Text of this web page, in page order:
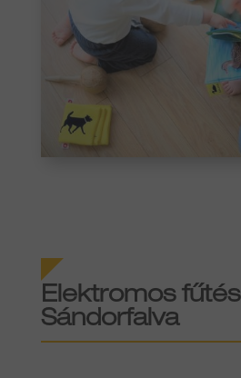
Elektromos fűtés
Sándorfalva